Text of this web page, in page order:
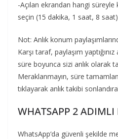
-Açılan ekrandan hangi süreyle
seçin (15 dakika, 1 saat, 8 saat)
Not: Anlık konum
Karşı taraf, paylaşım
süre boyunca sizi anlık olarak
Meraklanmayın, süre
tıklayarak anlık takibi
WHATSAPP 2
WhatsApp’da güvenli şekilde